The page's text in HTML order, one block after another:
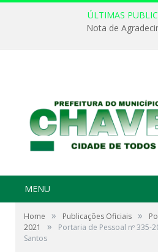
ÚLTIMAS
Nota de
MENU
Home » Publicações Oficiais »
2021
»
Portaria de Pessoal nº 335-
Santos